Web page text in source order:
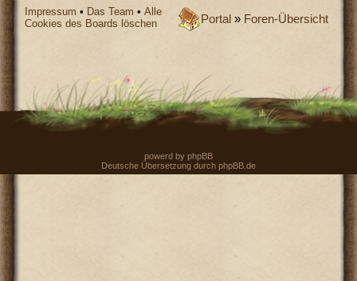
Portal » Foren-Übersicht
Impressum • Das Team •Alle
Cookies des Boards löschen
powerd by phpBB
Deutsche Übersetzung durch phpBB.de